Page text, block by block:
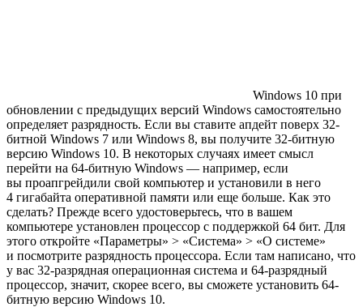
Windows 10 при
обновлении с предыдущих версий Windows самостоятельно
определяет разрядность. Если вы ставите апдейт поверх 32-
битной Windows 7 или Windows 8, вы получите 32-битную
версию Windows 10. В некоторых случаях имеет смысл
перейти на 64-битную Windows — например, если
вы проапгрейдили свой компьютер и установили в него
4 гигабайта оперативной памяти или еще больше. Как это
сделать? Прежде всего удостоверьтесь, что в вашем
компьютере установлен процессор с поддержкой 64 бит. Для
этого откройте «Параметры» > «Система» > «О системе»
и посмотрите разрядность процессора. Если там написано, что
у вас 32-разрядная операционная система и 64-разрядный
процессор, значит, скорее всего, вы сможете установить 64-
битную версию Windows 10.